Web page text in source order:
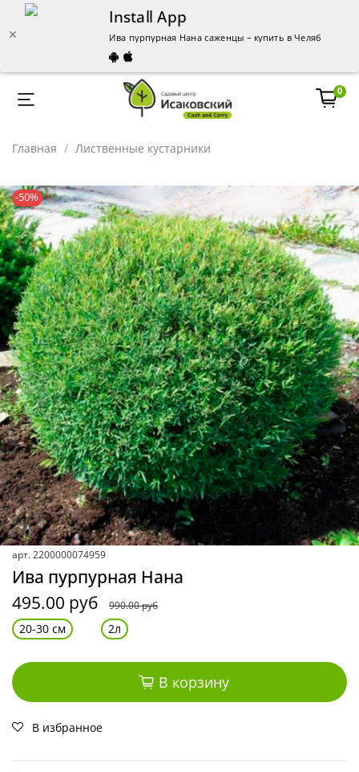
Install App
Ива пурпурная Нана саженцы – купить в Челябинске |
0
Главная Лиственные кустарники
-50%
арт. 2200000074959
Ива пурпурная Нана
495.00 руб
990.00 руб
20-30 см 2л
В корзину
В избранное